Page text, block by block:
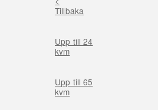
Tillbaka
Upp till 24
kvm
Upp till 65
kvm